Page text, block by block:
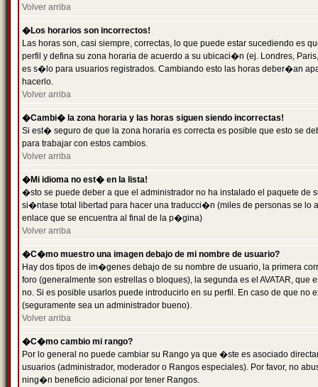
Volver arriba
�Los horarios son incorrectos!
Las horas son, casi siempre, correctas, lo que puede estar sucediendo es
perfil y defina su zona horaria de acuerdo a su ubicaci�n (ej. Londres,
es s�lo para usuarios registrados. Cambiando esto las horas deber�an
hacerlo.
Volver arriba
�Cambi� la zona horaria y las horas siguen siendo incorrectas!
Si est� seguro de que la zona horaria es correcta es posible que esto se
para trabajar con estos cambios.
Volver arriba
�Mi idioma no est� en la lista!
�sto se puede deber a que el administrador no ha instalado el paquete
si�ntase total libertad para hacer una traducci�n (miles de personas se
enlace que se encuentra al final de la p�gina)
Volver arriba
�C�mo muestro una imagen debajo de mi nombre de usuario?
Hay dos tipos de im�genes debajo de su nombre de usuario, la primera
foro (generalmente son estrellas o bloques), la segunda es el AVATAR,
no. Si es posible usarlos puede introducirlo en su perfil. En caso de que
(seguramente sea un administrador bueno).
Volver arriba
�C�mo cambio mi rango?
Por lo general no puede cambiar su Rango ya que �ste es asociado
usuarios (administrador, moderador o Rangos especiales). Por favor, no
ning�n beneficio adicional por tener Rangos.